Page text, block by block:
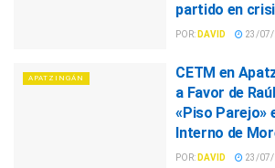
partido en
POR: DAVID 23/
APATZINGÁN
CETM en
a Favor de
«Piso Parejo»
Interno de
POR: DAVID 23/